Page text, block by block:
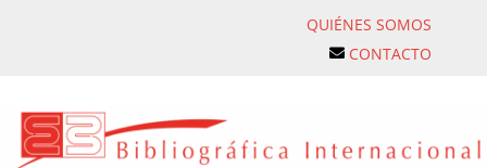
QUIÉNES SOMOS
CONTACTO